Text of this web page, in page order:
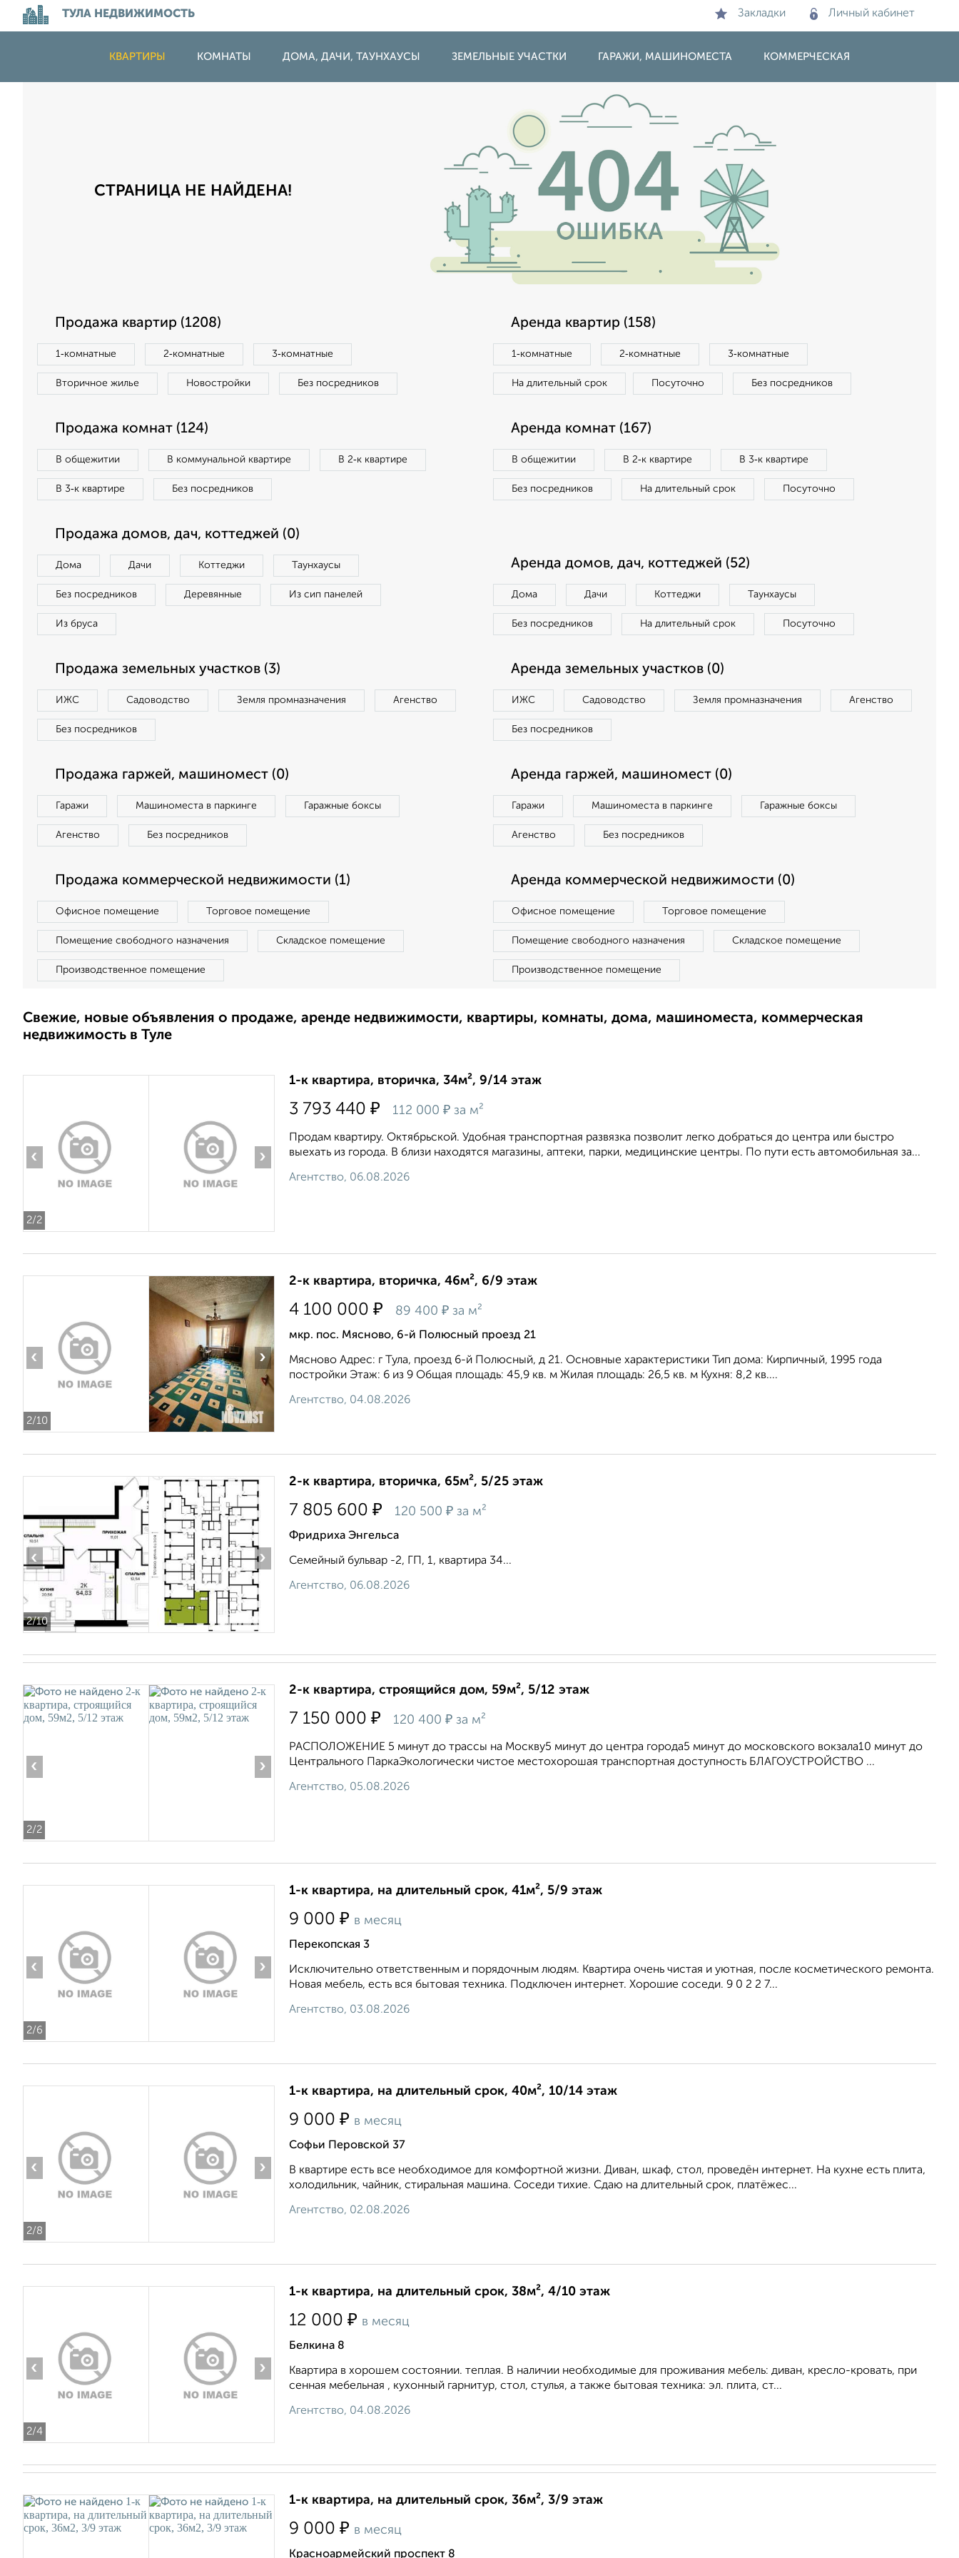
ТУЛА НЕДВИЖИМОСТЬ Закладки Личный кабинет
КВАРТИРЫ КОМНАТЫ ДОМА, ДАЧИ, ТАУНХАУСЫ ЗЕМЕЛЬНЫЕ УЧАСТКИ ГАРАЖИ, МАШИНОМЕСТА КОММЕРЧЕСКАЯ
СТРАНИЦА НЕ НАЙДЕНА!
Продажа квартир (1208)
1‑комнатные 2‑комнатные 3‑комнатные
Вторичное жилье Новостройки Без посредников
Аренда квартир (158)
1‑комнатные 2‑комнатные 3‑комнатные
На длительный срок Посуточно Без посредников
Продажа комнат (124)
В общежитии В коммунальной квартире В 2‑к квартире
В 3‑к квартире Без посредников
Аренда комнат (167)
В общежитии В 2‑к квартире В 3‑к квартире
Без посредников На длительный срок Посуточно
Продажа домов, дач, коттеджей (0)
Дома Дачи Коттеджи Таунхаусы
Без посредников Деревянные Из сип панелей
Из бруса
Аренда домов, дач, коттеджей (52)
Дома Дачи Коттеджи Таунхаусы
Без посредников На длительный срок Посуточно
Продажа земельных участков (3)
ИЖС Садоводство Земля промназначения Агенство
Без посредников
Аренда земельных участков (0)
ИЖС Садоводство Земля промназначения Агенство
Без посредников
Продажа гаржей, машиномест (0)
Гаражи Машиноместа в паркинге Гаражные боксы
Агенство Без посредников
Аренда гаржей, машиномест (0)
Гаражи Машиноместа в паркинге Гаражные боксы
Агенство Без посредников
Продажа коммерческой недвижимости (1)
Офисное помещение Торговое помещение
Помещение свободного назначения Складское помещение
Производственное помещение
Аренда коммерческой недвижимости (0)
Офисное помещение Торговое помещение
Помещение свободного назначения Складское помещение
Производственное помещение
Свежие, новые объявления о продаже, аренде недвижимости, квартиры, комнаты, дома, машиноместа, коммерческая
недвижимость в Туле
2/2
‹ ›
1-к квартира, вторичка, 34м², 9/14 этаж
3 793 440 ₽ 112 000 ₽ за м²
Продам квартиру. Октябрьской. Удобная транспортная развязка позволит легко добраться до центра или быстро
выехать из города. В близи находятся магазины, аптеки, парки, медицинские центры. По пути есть автомобильная за...
Агентство, 06.08.2026
2/10
‹ ›
2-к квартира, вторичка, 46м², 6/9 этаж
4 100 000 ₽ 89 400 ₽ за м²
мкр. пос. Мясново, 6-й Полюсный проезд 21
Мясново Адрес: г Тула, проезд 6-й Полюсный, д 21. Основные характеристики Тип дома: Кирпичный, 1995 года
постройки Этаж: 6 из 9 Общая площадь: 45,9 кв. м Жилая площадь: 26,5 кв. м Кухня: 8,2 кв....
Агентство, 04.08.2026
2/10
‹ ›
2-к квартира, вторичка, 65м², 5/25 этаж
7 805 600 ₽ 120 500 ₽ за м²
Фридриха Энгельса
Семейный бульвар -2, ГП, 1, квартира 34...
Агентство, 06.08.2026
2/2
‹ ›
2-к квартира, строящийся дом, 59м², 5/12 этаж
7 150 000 ₽ 120 400 ₽ за м²
РАСПОЛОЖЕНИЕ 5 минут до трассы на Москву5 минут до центра города5 минут до московского вокзала10 минут до
Центрального ПаркаЭкологически чистое местохорошая транспортная доступность БЛАГОУСТРОЙСТВО ...
Агентство, 05.08.2026
2/6
‹ ›
1-к квартира, на длительный срок, 41м², 5/9 этаж
9 000 ₽ в месяц
Перекопская 3
Исключительно ответственным и порядочным людям. Квартира очень чистая и уютная, после косметического ремонта.
Новая мебель, есть вся бытовая техника. Подключен интернет. Хорошие соседи. 9 0 2 2 7...
Агентство, 03.08.2026
2/8
‹ ›
1-к квартира, на длительный срок, 40м², 10/14 этаж
9 000 ₽ в месяц
Софьи Перовской 37
В квартире есть все необходимое для комфортной жизни. Диван, шкаф, стол, проведён интернет. На кухне есть плита,
холодильник, чайник, стиральная машина. Соседи тихие. Сдаю на длительный срок, платёжес...
Агентство, 02.08.2026
2/4
‹ ›
1-к квартира, на длительный срок, 38м², 4/10 этаж
12 000 ₽ в месяц
Белкина 8
Квартира в хорошем состоянии. теплая. В наличии необходимые для проживания мебель: диван, кресло-кровать, при
сенная мебельная , кухонный гарнитур, стол, стулья, а также бытовая техника: эл. плита, ст...
Агентство, 04.08.2026
1-к квартира, на длительный срок, 36м², 3/9 этаж
9 000 ₽ в месяц
Красноармейский проспект 8